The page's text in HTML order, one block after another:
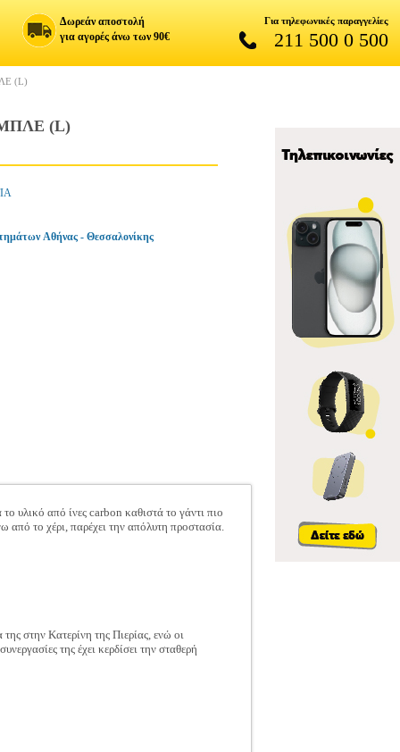
Δωρεάν αποστολή
για αγορές άνω των 90€
Για τηλεφωνικές παραγγελίες
211 500 0 500
(L)
ΜΠΛΕ (L)
Αθήνας - Θεσσαλονίκης
υλικό από ίνες carbon καθιστά το γάντι πιο
από το χέρι, παρέχει την απόλυτη προστασία.
στην Κατερίνη της Πιερίας, ενώ οι
της έχει κερδίσει την σταθερή